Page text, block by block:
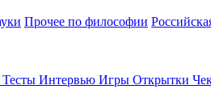
Прочее по философии
Тесты Интервью Игры Открытки